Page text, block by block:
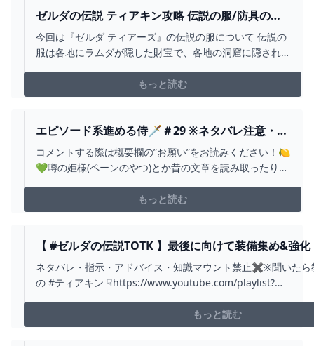
ゼルダの伝説 ティアキン攻略 伝説の服/防具の入
手場所と性能
今回は『ゼルダ ティアーズ』の伝説の服について 伝説の
服は各地にラムダが隠した財宝で、各地の洞窟に隠され
入手することが出来ます。 そこで今回は、『ゼルダの伝
説 ティアーズ …
もっと読む
エピソード系進める侍🗡＃29 ※ネタバレ注意・禁
止【ゼルダの伝説：ティアーズオブザキングダ
ム】 - YOUTUBE
コメントする際は概要欄の”お願い”をお読みください！🍋
💚噂の姫様(ペーンのやつ)とか昔の文章を読み取ったりと
🍋お願い🍋1.人と接している、ということを意識して言
葉使いには気をつけて下さい。配信者や他の方が不快に
もっと読む
【 #ゼルダの伝説TOTK 】最後に向けて装備集め&強
#VTUBER】 - YOUTUBE
ネタバレ・指示・アドバイス・知識マウント禁止✖※聞いたら
の #ティアキン ☟https://www.youtube.com/playlist?
もっと読む